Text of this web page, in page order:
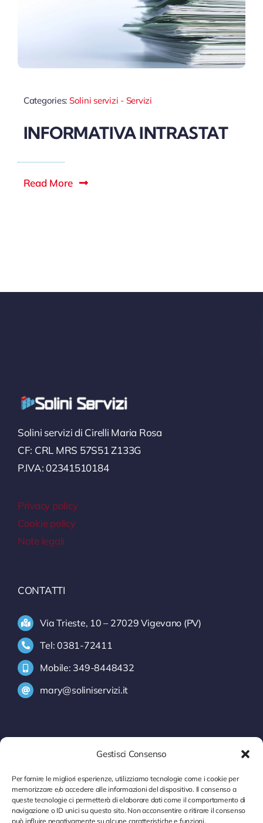
Gestisci Consenso
Per fornire le migliori esperienze, utilizziamo tecnologie come i cookie per
memorizzare e/o accedere alle informazioni del dispositivo. Il consenso a
queste tecnologie ci permetterà di elaborare dati come il comportamento di
navigazione o ID unici su questo sito. Non acconsentire o ritirare il consenso
può influire negativamente su alcune caratteristiche e funzioni.
Categories: Solini servizi - Servizi
INFORMATIVA INTRASTAT
Read More
Solini servizi di Cirelli Maria Rosa
CF: CRL MRS 57S51 Z133G
P.IVA: 02341510184
Privacy policy
Cookie policy
Note legali
CONTATTI
Via Trieste, 10 – 27029 Vigevano (PV)
Tel: 0381-72411
Mobile: 349-8448432
mary@soliniservizi.it
INFORMATIVA INTRASTAT
MODELLI INTRA